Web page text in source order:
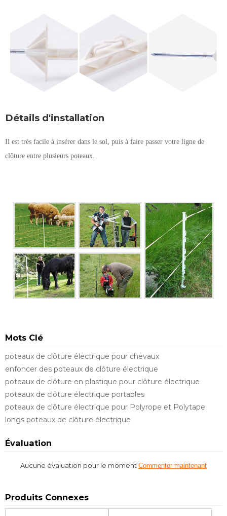
Détails d'installation
Il est très facile à insérer dans le sol, puis à faire passer votre ligne de
clôture entre plusieurs poteaux.
Mots Clé
poteaux de clôture électrique pour chevaux
enfoncer des poteaux de clôture électrique
poteaux de clôture en plastique pour clôture électrique
poteaux de clôture électrique portables
poteaux de clôture électrique pour Polyrope et Polytape
longs poteaux de clôture électrique
Évaluation
Aucune évaluation pour le moment Commenter maintenant
Produits Connexes